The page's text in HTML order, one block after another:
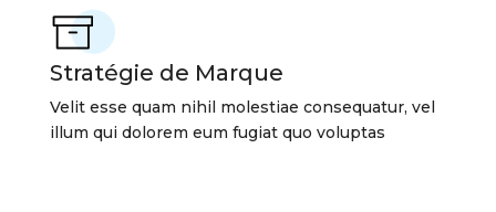
Stratégie de Marque
Velit esse quam nihil molestiae consequatur, vel
illum qui dolorem eum fugiat quo voluptas